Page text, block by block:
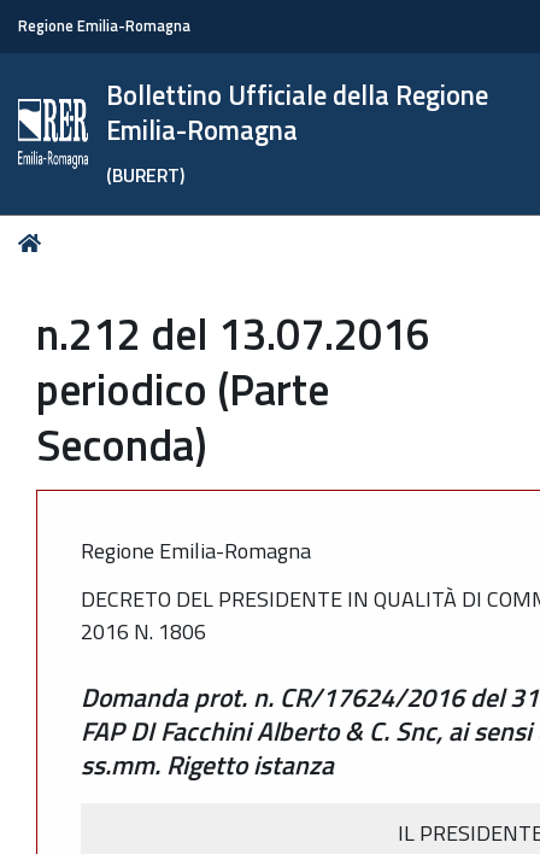
Regione Emilia-Romagna
Bollettino Ufficiale della Regione
Emilia-Romagna
(BURERT)
Tu
n.212 del 13.07.2016
periodico (Parte
Seconda)
Regione Emilia-Romagna
DECRETO DEL PRESIDENTE IN QUALITÀ DI
2016 N. 1806
Domanda prot. n. CR/17624/2016 del
FAP DI Facchini Alberto & C. Snc, ai
ss.mm. Rigetto istanza
IL